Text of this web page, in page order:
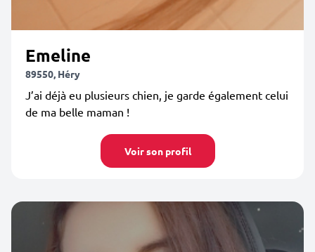
Emeline
89550, Héry
J’ai déjà eu plusieurs chien, je garde également celui
de ma belle maman !
Voir son profil